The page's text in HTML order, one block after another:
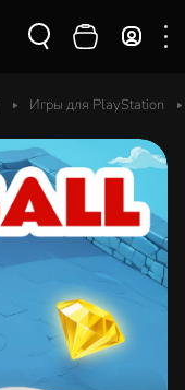
Игры для PlayStation